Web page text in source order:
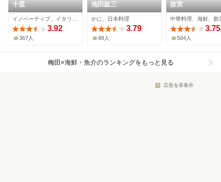
十皿
3.92
367人
池田紘三
かに、日本料理
3.79
88人
故宮
3.75
504人
梅田×海鮮・魚介のランキングをもっと見る
広告を非表示